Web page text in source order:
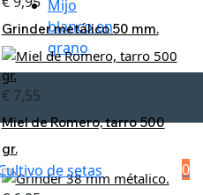
Mijo
blanco en
grano
Grinder metálico 50 mm.
€ 7,55
Miel de Romero, tarro 500
gr.
0